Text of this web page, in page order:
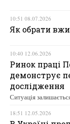
10:51 08.07.2026
Як обрати
10:40 12.06.2026
Ринок праці
демонструє
дослідження
Ситуація
18:51 12.05.2026